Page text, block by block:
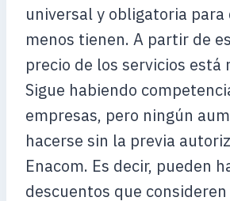
universal y obligatoria para
menos tienen. A partir de
precio de los servicios está
Sigue habiendo
empresas, pero ningún
hacerse sin la previa
Enacom. Es decir, pueden
descuentos que